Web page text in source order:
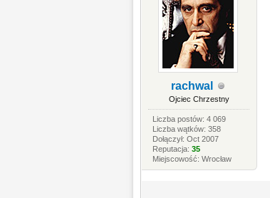
rachwal
Ojciec Chrzestny
Liczba postów: 4 069
Liczba wątków: 358
Dołączył: Oct 2007
Reputacja:35
Miejscowość: Wrocław